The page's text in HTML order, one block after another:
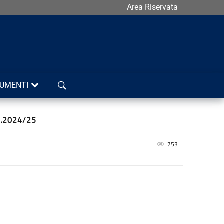
Area Riservata
Cerca
25
753